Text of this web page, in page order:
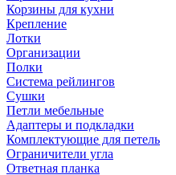
Корзины для кухни
Крепление
Лотки
Организации
Полки
Система рейлингов
Сушки
Петли мебельные
Адаптеры и подкладки
Комплектующие для петель
Ограничители угла
Ответная планка